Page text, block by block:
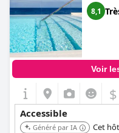
8,1
Voir
$
Accessible
Généré par IA
Cet